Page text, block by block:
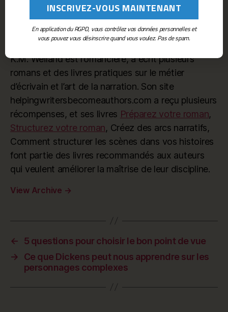
By K.M. Weiland
K.M. Weiland est romancière, a écrit plusieurs
romans et des livres pratiques sur le métier
d’écrivain et l’art de la narration. Son site
helpingwritersbecomeauthors.com a reçu plusieurs
récompenses, et ses livres Préparez votre roman,
Structurez votre roman, Créez des arcs narratifs,
Comment structurer les scènes dans vos histoires
font partie des livres recommandés aux auteurs
qui veulent améliorer la maîtrise de leur discipline.
View Archive →
←
5 questions pour choisir le bon point de vue
→
Ce que Dickens peut nous apprendre sur les
personnages complexes
En application du RGPD, vous contrôlez vos données personnelles et
vous pouvez vous désinscrire quand vous voulez. Pas de spam.